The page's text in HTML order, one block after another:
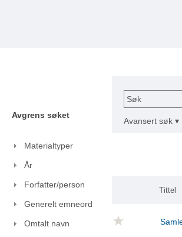
Avgrens søket
Materialtyper
År
Forfatter/person
Generelt emneord
Omtalt navn
Søk
Avansert søk ▾
Tittel